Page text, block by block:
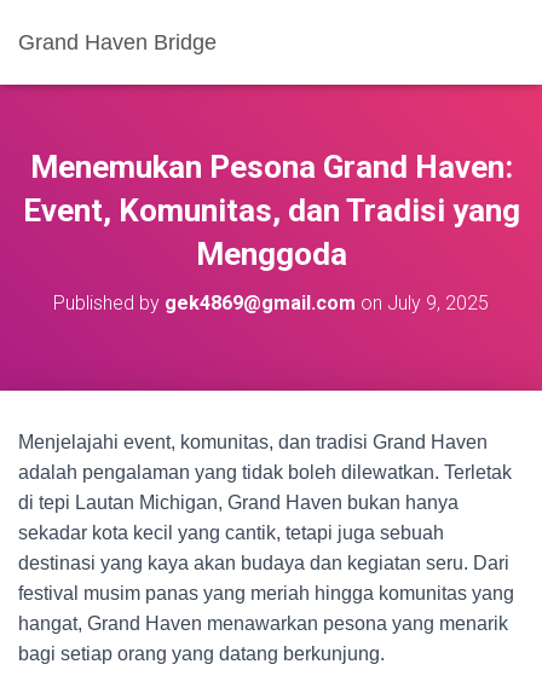
Grand Haven Bridge
Menemukan Pesona Grand Haven:
Event, Komunitas, dan Tradisi yang
Menggoda
Published by gek4869@gmail.com on July 9, 2025
Menjelajahi event, komunitas, dan tradisi Grand Haven
adalah pengalaman yang tidak boleh dilewatkan. Terletak
di tepi Lautan Michigan, Grand Haven bukan hanya
sekadar kota kecil yang cantik, tetapi juga sebuah
destinasi yang kaya akan budaya dan kegiatan seru. Dari
festival musim panas yang meriah hingga komunitas yang
hangat, Grand Haven menawarkan pesona yang menarik
bagi setiap orang yang datang berkunjung.